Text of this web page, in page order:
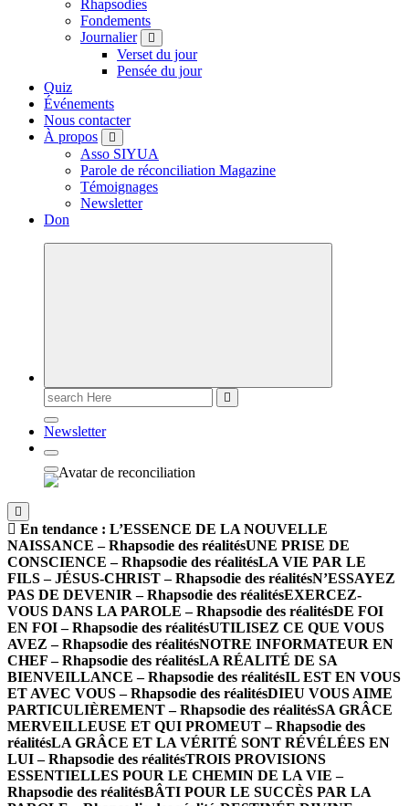
Rhapsodies
Fondements
Journalier
Verset du jour
Pensée du jour
Quiz
Événements
Nous contacter
À propos
Asso SIYUA
Parole de réconciliation Magazine
Témoignages
Newsletter
Don
Newsletter
En tendance : L’ESSENCE DE LA NOUVELLE
NAISSANCE – Rhapsodie des réalitésUNE PRISE DE
CONSCIENCE – Rhapsodie des réalitésLA VIE PAR LE
FILS – JÉSUS-CHRIST – Rhapsodie des réalitésN’ESSAYEZ
PAS DE DEVENIR – Rhapsodie des réalitésEXERCEZ-
VOUS DANS LA PAROLE – Rhapsodie des réalitésDE FOI
EN FOI – Rhapsodie des réalitésUTILISEZ CE QUE VOUS
AVEZ – Rhapsodie des réalitésNOTRE INFORMATEUR EN
CHEF – Rhapsodie des réalitésLA RÉALITÉ DE SA
BIENVEILLANCE – Rhapsodie des réalitésIL EST EN VOUS
ET AVEC VOUS – Rhapsodie des réalitésDIEU VOUS AIME
PARTICULIÈREMENT – Rhapsodie des réalitésSA GRÂCE
MERVEILLEUSE ET QUI PROMEUT – Rhapsodie des
réalitésLA GRÂCE ET LA VÉRITÉ SONT RÉVÉLÉES EN
LUI – Rhapsodie des réalitésTROIS PROVISIONS
ESSENTIELLES POUR LE CHEMIN DE LA VIE –
Rhapsodie des réalitésBÂTI POUR LE SUCCÈS PAR LA